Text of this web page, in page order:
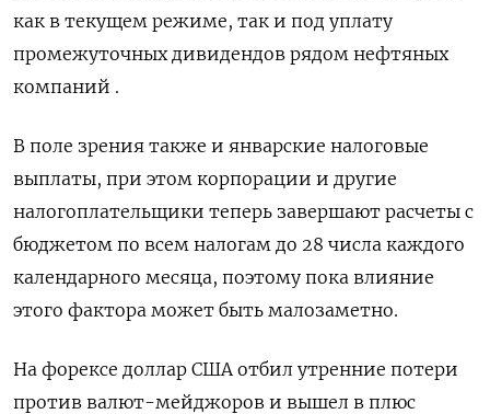
как в текущем режиме, так и под уплату
промежуточных дивидендов рядом нефтяных
компаний .
В поле зрения также и январские налоговые
выплаты, при этом корпорации и другие
налогоплательщики теперь завершают расчеты с
бюджетом по всем налогам до 28 числа каждого
календарного месяца, поэтому пока влияние
этого фактора может быть малозаметно.
На форексе доллар США отбил утренние потери
против валют-мейджоров и вышел в плюс